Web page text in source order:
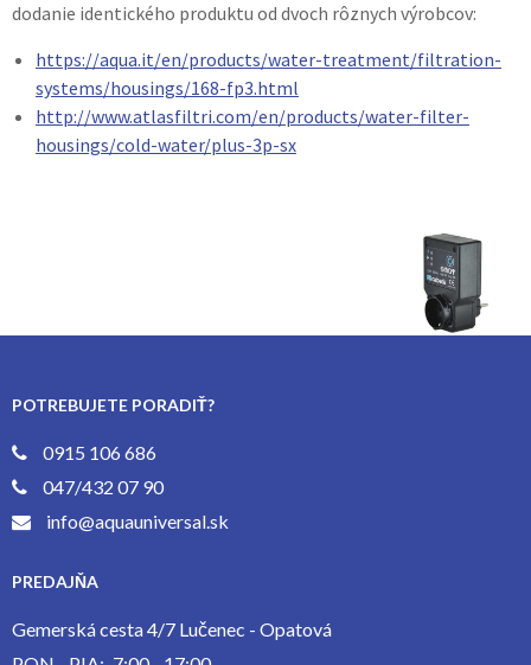
dodanie identického produktu od dvoch rôznych výrobcov:
https://aqua.it/en/products/water-treatment/filtration-
systems/housings/168-fp3.html
http://www.atlasfiltri.com/en/products/water-filter-
housings/cold-water/plus-3p-sx
POTREBUJETE PORADIŤ?
0915 106 686
047/432 07 90
info@aquauniversal.sk
PREDAJŇA
Gemerská cesta 4/7 Lučenec - Opatová